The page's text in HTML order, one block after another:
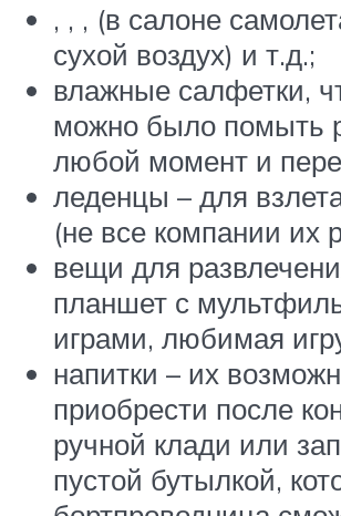
, , , (в салоне
сухой воздух) и т.д.;
влажные салфетки,
можно было помыть
любой момент и
леденцы – для
(не все компании их
вещи для
планшет с
играми, любимая
напитки – их
приобрести после
ручной клади или
пустой бутылкой,